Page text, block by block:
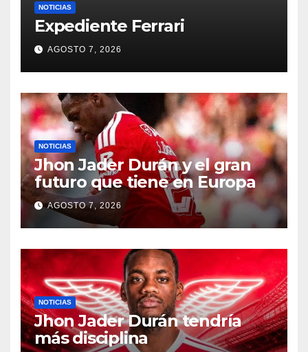
NOTICIAS
Expediente Ferrari
AGOSTO 7, 2026
NOTICIAS
Jhon Jader Durán y el gran
futuro que tiene en Europa
AGOSTO 7, 2026
NOTICIAS
Jhon Jader Durán tendría
más disciplina